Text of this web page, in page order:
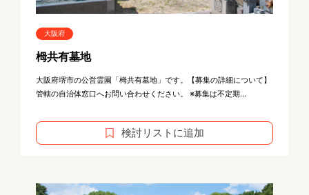
大阪府
栂共有墓地
大阪府堺市の公営霊園「栂共有墓地」です。【募集の詳細について】
管轄の自治体窓口へお問い合わせください。 ※募集は不定期...
検討リストに追加